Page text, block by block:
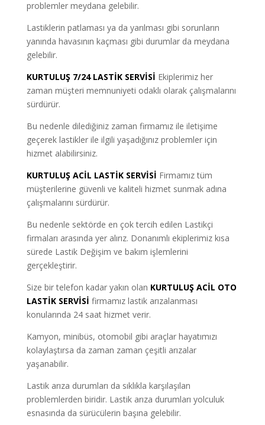
problemler meydana gelebilir.
Lastiklerin patlaması ya da yarılması gibi sorunların
yanında havasının kaçması gibi durumlar da meydana
gelebilir.
KURTULUŞ 7/24 LASTİK SERVİSİ Ekiplerimiz her
zaman müşteri memnuniyeti odaklı olarak çalışmalarını
sürdürür.
Bu nedenle dilediğiniz zaman firmamız ile iletişime
geçerek lastikler ile ilgili yaşadığınız problemler için
hizmet alabilirsiniz.
KURTULUŞ ACİL LASTİK SERVİSİ Firmamız tüm
müşterilerine güvenli ve kaliteli hizmet sunmak adına
çalışmalarını sürdürür.
Bu nedenle sektörde en çok tercih edilen Lastikçi
firmaları arasında yer alırız. Donanımlı ekiplerimiz kısa
sürede Lastik Değişim ve bakım işlemlerini
gerçekleştirir.
Size bir telefon kadar yakın olan KURTULUŞ ACİL OTO
LASTİK SERVİSİ firmamız lastik arızalanması
konularında 24 saat hizmet verir.
Kamyon, minibüs, otomobil gibi araçlar hayatımızı
kolaylaştırsa da zaman zaman çeşitli arızalar
yaşanabilir.
Lastik arıza durumları da sıklıkla karşılaşılan
problemlerden biridir. Lastik arıza durumları yolculuk
esnasında da sürücülerin başına gelebilir.